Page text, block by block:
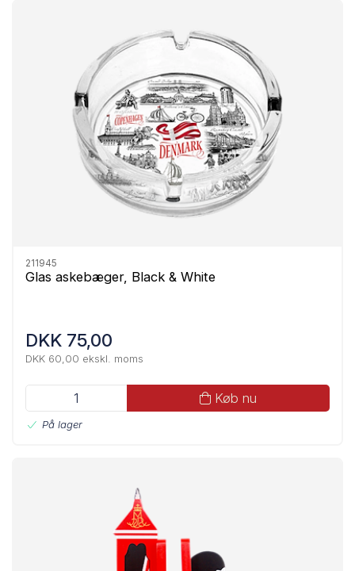
211945
Glas askebæger, Black & White
DKK 75,00
DKK 60,00 ekskl. moms
Køb nu
På lager